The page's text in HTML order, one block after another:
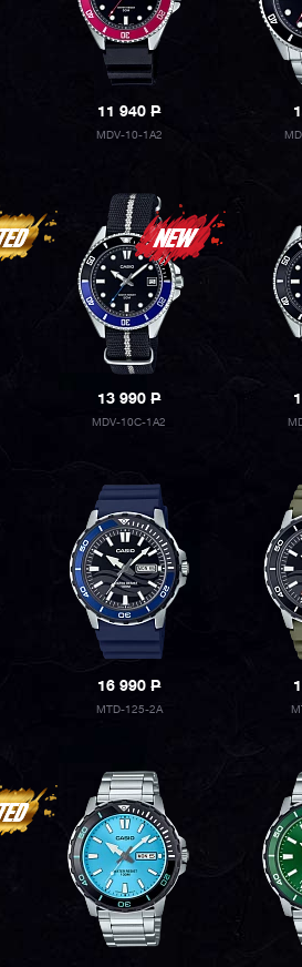
11 940P
MDV-10-1A2
13 990P
MDV-10C-1A2
16 990P
MTD-125-2A